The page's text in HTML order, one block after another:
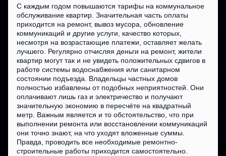
С каждым годом повышаются тарифы на коммунальное
обслуживание квартир. Значительная часть оплаты
приходится на ремонт, вывоз мусора, обновление
коммуникаций и другие услуги, качество которых,
несмотря на возрастающие платежи, оставляет желать
лучшего. Регулярно отчисляя деньги на ремонт, жители
квартир могут так и не увидеть положительных сдвигов в
работе системы водоснабжения или санитарном
состоянии подъезда. Владельцы частных домов
полностью избавлены от подобных неприятностей. Они
оплачивают лишь газ и электричество и получают
значительную экономию в пересчёте на квадратный
метр. Важным является и то обстоятельство, что при
выполнении ремонта или восстановлении коммуникаций
они точно знают, на что уходят вложенные суммы.
Правда, проводить все необходимые ремонтно-
строительные работы приходится самостоятельно.